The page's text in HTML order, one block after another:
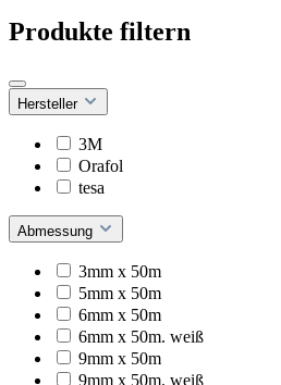
Produkte filtern
Hersteller
3M
Orafol
tesa
Abmessung
3mm x 50m
5mm x 50m
6mm x 50m
6mm x 50m. weiß
9mm x 50m
9mm x 50m. weiß